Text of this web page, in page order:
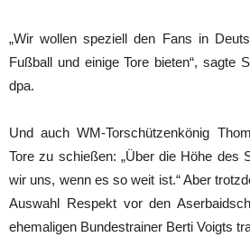
„Wir wollen speziell den Fans in
Fußball und einige Tore bieten“, sagte
dpa.
Und auch WM-Torschützenkönig
Tore zu schießen: „Über die Höhe des
wir uns, wenn es so weit ist.“ Aber
Auswahl Respekt vor den
ehemaligen Bundestrainer Berti Voigts